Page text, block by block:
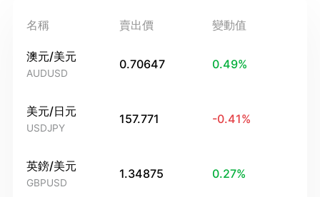
名稱 賣出價 變動值
澳元/美元
AUDUSD
0.70647 0.49%
美元/日元
USDJPY
157.771 -0.41%
英鎊/美元
GBPUSD
1.34875 0.27%